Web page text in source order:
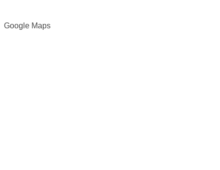
Google Maps